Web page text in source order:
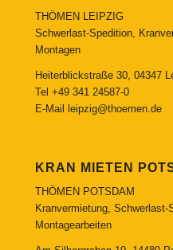
THÖMEN LEIPZIG
Schwerlast-Spedition,
Montagen
Heiterblickstraße 30, 04347
Tel +49 341 24587-0
E-Mail
leipzig@thoemen.de
KRAN MIETEN
THÖMEN POTSDAM
Kranvermietung,
Montagearbeiten